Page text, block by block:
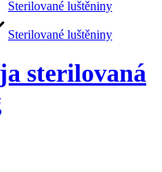
Sterilované luštěniny
Sterilované luštěniny
sterilovaná